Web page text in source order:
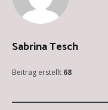
KÜNSTLERPORTÄTS
Sabrina Tesch
Beitrag erstellt 68